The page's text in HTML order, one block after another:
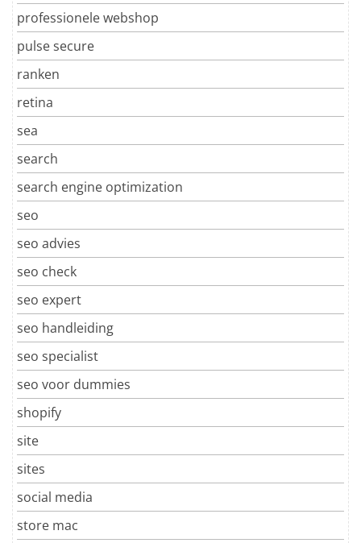
professionele webshop
pulse secure
ranken
retina
sea
search
search engine optimization
seo
seo advies
seo check
seo expert
seo handleiding
seo specialist
seo voor dummies
shopify
site
sites
social media
store mac